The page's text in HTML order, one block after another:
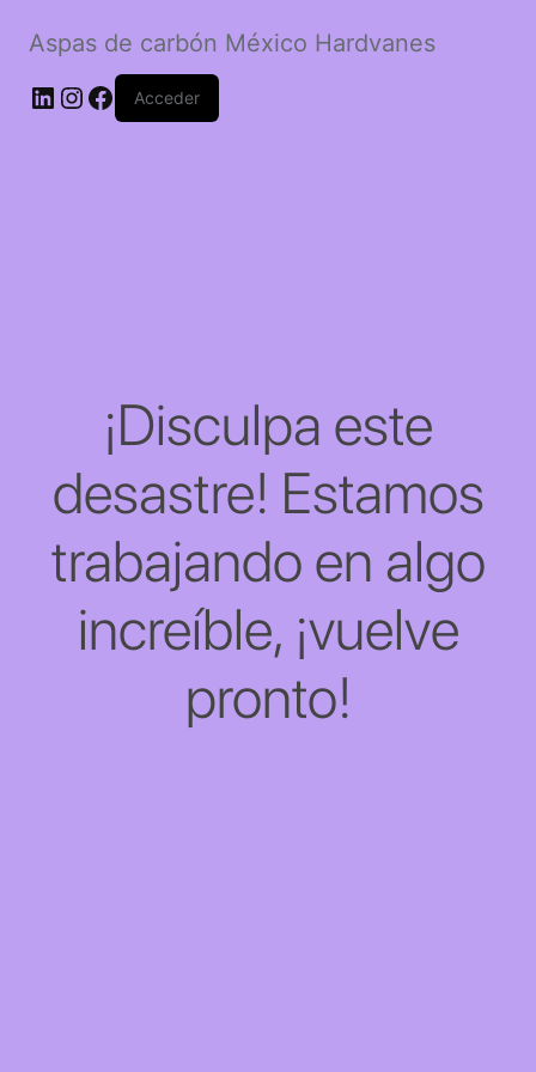
Aspas de carbón México Hardvanes
LinkedIn
Instagram
Facebook
Acceder
¡Disculpa este
desastre! Estamos
trabajando en algo
increíble, ¡vuelve
pronto!